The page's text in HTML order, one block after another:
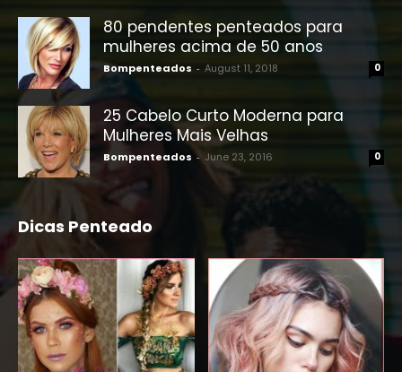
80 pendentes penteados para
mulheres acima de 50 anos
Bompenteados - August 11, 2018 0
25 Cabelo Curto Moderna para
Mulheres Mais Velhas
Bompenteados - June 23, 2016 0
Dicas Penteado